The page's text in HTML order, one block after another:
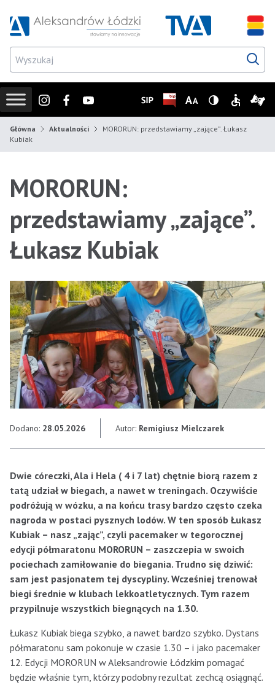
Główna Aktualności
MORORUN: przedstawiamy „zające”. Łukasz
Kubiak
MORORUN:
przedstawiamy „zające”.
Łukasz Kubiak
Dodano: 28.05.2026 Autor: Remigiusz Mielczarek
Dwie córeczki, Ala i Hela ( 4 i 7 lat) chętnie biorą razem z
tatą udział w biegach, a nawet w treningach. Oczywiście
podróżują w wózku, a na końcu trasy bardzo często czeka
nagroda w postaci pysznych lodów. W ten sposób Łukasz
Kubiak – nasz „zając”, czyli pacemaker w tegorocznej
edycji półmaratonu MORORUN – zaszczepia w swoich
pociechach zamiłowanie do biegania. Trudno się dziwić:
sam jest pasjonatem tej dyscypliny. Wcześniej trenował
biegi średnie w klubach lekkoatletycznych. Tym razem
przypilnuje wszystkich biegnących na 1.30.
Łukasz Kubiak biega szybko, a nawet bardzo szybko. Dystans
półmaratonu sam pokonuje w czasie 1.30 – i jako pacemaker
12. Edycji MORORUN w Aleksandrowie Łódzkim pomagać
będzie właśnie tym, którzy podobny rezultat zechcą osiągnąć.